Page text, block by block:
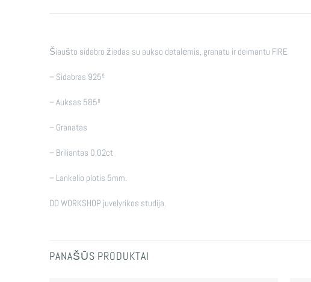
Šiaušto sidabro žiedas su aukso detalėmis, granatu ir deimantu FIRE
– Sidabras 925º
– Auksas 585º
– Granatas
– Briliantas 0,02ct
– Lankelio plotis 5mm.
DD WORKSHOP juvelyrikos studija.
PANAŠŪS PRODUKTAI